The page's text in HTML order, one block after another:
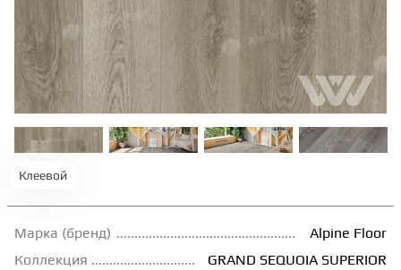
КОВРОВАЯ ПЛИТКА
МОДУЛЬНЫЕ ПВХ
ПОДЛОЖКА
Клеевой
Марка (бренд)
Alpine Floor
Коллекция
GRAND SEQUOIA SUPERIOR